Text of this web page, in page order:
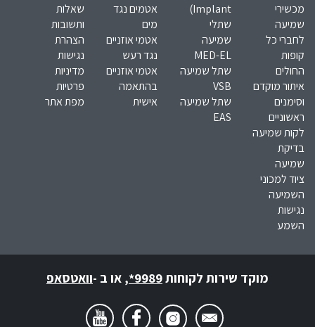
מכשירי
שמיעה
לחברי כל
קופות
החולים
איתור מוקדם
וסימנים
ראשוניים
לקות שמיעה
בדיקת
שמיעה
ציוד למכוני
השמיעה
נגישות
השמע
Implant)​
שתלי
שמיעה
MED-EL​
שתל שמיעה
VSB
שתל שמיעה
EAS
אטמים נגד
מים
אטמי אוזניים
נגד רעש
אטמי אוזניים
בהתאמה
אישית
שאלות
ותשובות
הצהרת
נגישות
מדיניות
פרטיות
מפת אתר
מוקד שירות לקוחות*9989
, או ב -וואטסאפ